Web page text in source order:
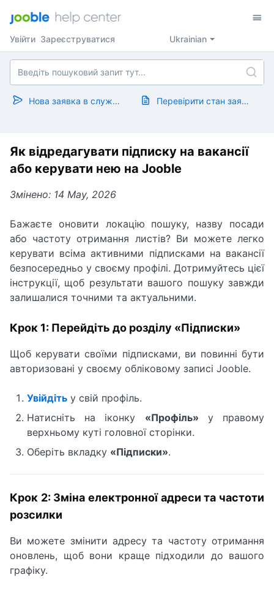
Ukrainian
Увійти Зареєструватися
Нова заявка в службу підтримки Перевірити стан заявки
Як відредагувати підписку на вакансії
або керувати нею на Jooble
Змінено: 14 May, 2026
Бажаєте оновити локацію пошуку, назву посади
або частоту отримання листів? Ви можете легко
керувати всіма активними підписками на вакансії
безпосередньо у своєму профілі. Дотримуйтесь цієї
інструкції, щоб результати вашого пошуку завжди
залишалися точними та актуальними.
Крок 1: Перейдіть до розділу «Підписки»
Щоб керувати своїми підписками, ви повинні бути
авторизовані у своєму обліковому записі Jooble.
Увійдіть у свій профіль.
Натисніть на іконку «Профіль» у правому
верхньому куті головної сторінки.
Оберіть вкладку «Підписки».
Крок 2: Зміна електронної адреси та частоти
розсилки
Ви можете змінити адресу та частоту отримання
оновлень, щоб вони краще підходили до вашого
графіку.